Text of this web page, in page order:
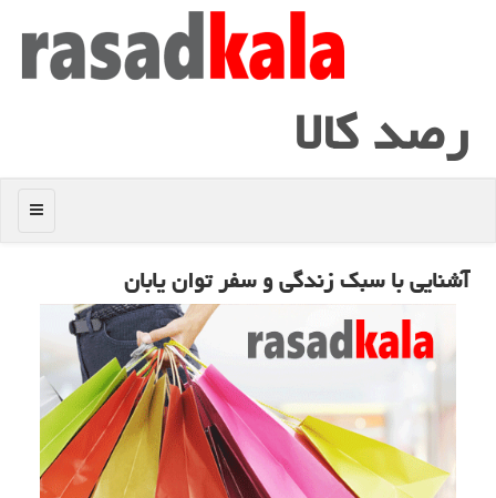
رصد كالا
منو
آشنایی با سبك زندگی و سفر توان یابان